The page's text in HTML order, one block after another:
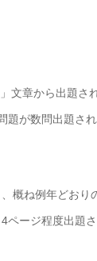
文章から出題さ
題が数問出題さ
概ね例年どおり
ページ程度出題